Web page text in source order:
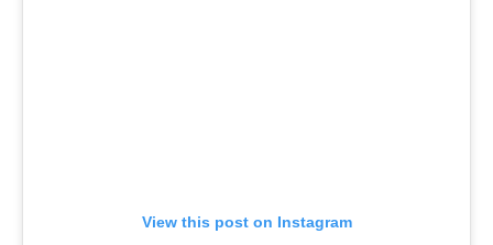
View this post on Instagram